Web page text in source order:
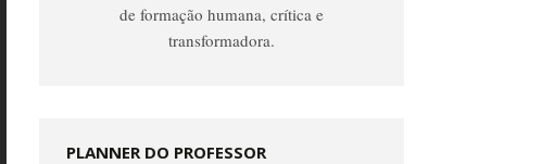
de formação humana, crítica e
transformadora.
PLANNER DO PROFESSOR